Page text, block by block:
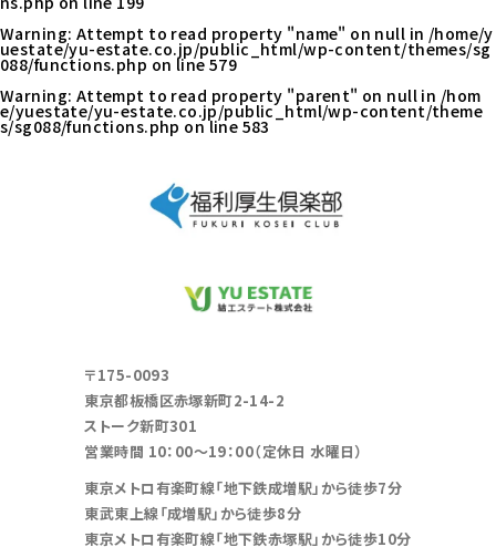
Warning: Attempt to read property "name" on null in /home/y
uestate/yu-estate.co.jp/public_html/wp-content/themes/sg
088/functions.php on line 579
Warning: Attempt to read property "parent" on null in /hom
e/yuestate/yu-estate.co.jp/public_html/wp-content/theme
s/sg088/functions.php on line 583
〒175-0093
東京都板橋区赤塚新町2-14-2
ストーク新町301
営業時間 10：00～19：00（定休日 水曜日）
東京メトロ有楽町線「地下鉄成増駅」から徒歩7分
東武東上線「成増駅」から徒歩8分
東京メトロ有楽町線「地下鉄赤塚駅」から徒歩10分